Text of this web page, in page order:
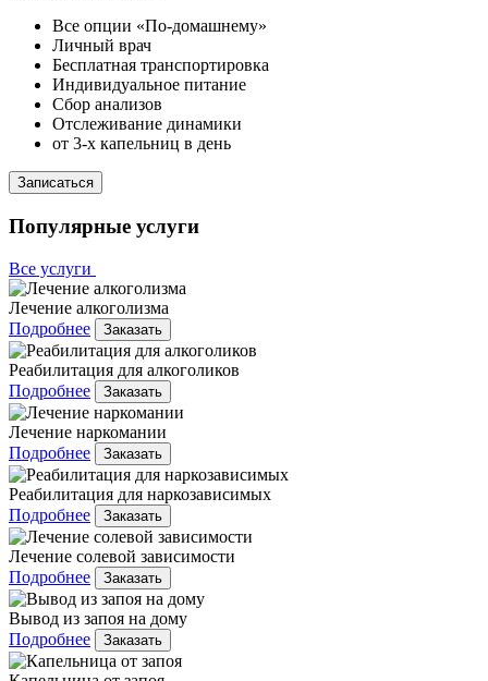
Все опции «По-домашнему»
Личный врач
Бесплатная транспортировка
Индивидуальное питание
Сбор анализов
Отслеживание динамики
от 3-х капельниц в день
Записаться
Популярные услуги
Все услуги
Лечение алкоголизма
Подробнее
Заказать
Реабилитация для алкоголиков
Подробнее
Заказать
Лечение наркомании
Подробнее
Заказать
Реабилитация для наркозависимых
Подробнее
Заказать
Лечение солевой зависимости
Подробнее
Заказать
Вывод из запоя на дому
Подробнее
Заказать